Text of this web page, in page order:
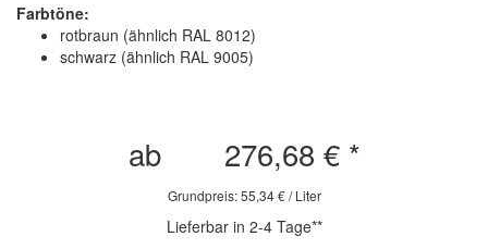
Farbtöne:
rotbraun (ähnlich RAL 8012)
schwarz (ähnlich RAL 9005)
ab 276,68 €*
Grundpreis: 55,34 € / Liter
Lieferbar in 2-4 Tage**